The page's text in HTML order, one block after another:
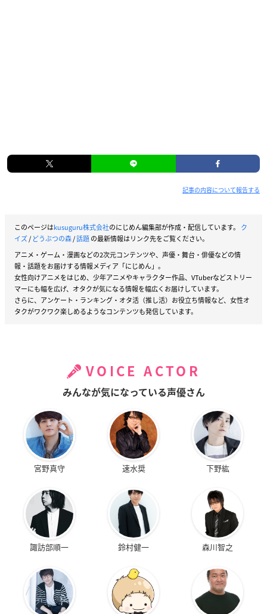
記事の内容について報告する
このページはkusuguru株式会社のにじめん編集部が作成・配信しています。 ク
イズ/どうぶつの森/話題の最新情報はリンク先をご覧ください。
アニメ・ゲーム・漫画などの2次元コンテンツや、声優・舞台・俳優などの情
報・話題をお届けする情報メディア「にじめん」。
女性向けアニメをはじめ、少年アニメやキャラクター作品、VTuberなどストリー
マーにも幅を広げ、オタクが気になる情報を幅広くお届けしています。
さらに、アンケート・ランキング・オタ活（推し活）お役立ち情報など、女性オ
タクがワクワク楽しめるようなコンテンツも発信しています。
VOICE ACTOR
みんなが気になっている声優さん
宮野真守 速水奨 下野紘
諏訪部順一 鈴村健一 森川智之